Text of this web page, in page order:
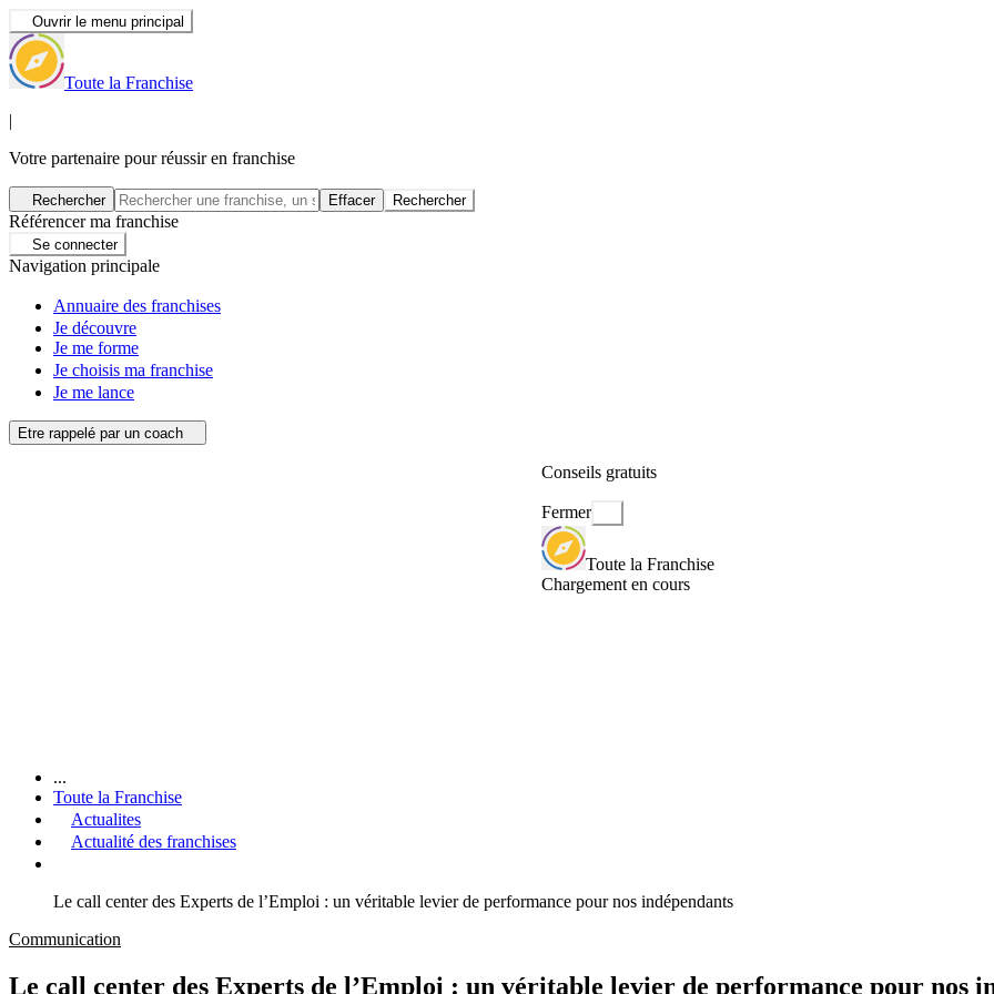
Ouvrir le menu principal
Toute la Franchise
|
Votre partenaire pour réussir en franchise
Rechercher Effacer Rechercher
Référencer ma franchise
Se connecter
Navigation principale
Annuaire des franchises
Je découvre
Je me forme
Je choisis ma franchise
Je me lance
Etre rappelé par un coach
Conseils gratuits
Fermer
Toute la Franchise
Chargement en cours
...
Toute la Franchise
Actualites
Actualité des franchises
Le call center des Experts de l’Emploi : un véritable levier de performance pour nos indépendants
Communication
Le call center des Experts de l’Emploi : un véritable levier de performance pour nos